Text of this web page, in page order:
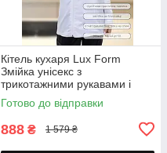
Кітель кухаря Lux Form
Змійка унісекс з
трикотажними рукавами і
сіткою на спині білий
Готово до відправки
888 ₴ 1 579 ₴